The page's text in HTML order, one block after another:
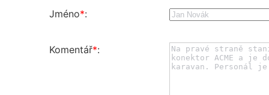
Jméno*:
Komentář*: